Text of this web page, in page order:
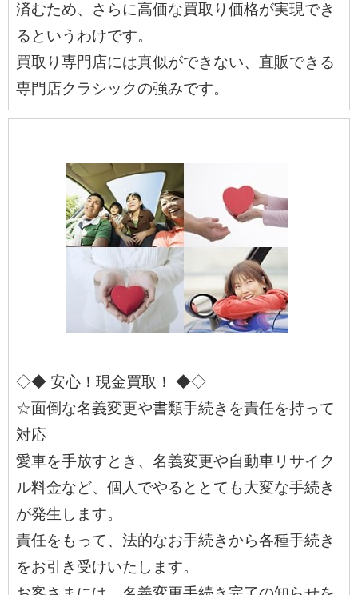
済むため、さらに高価な買取り価格が実現でき
るというわけです。
買取り専門店には真似ができない、直販できる
専門店クラシックの強みです。
◇◆ 安心！現金買取！ ◆◇
☆面倒な名義変更や書類手続きを責任を持って
対応
愛車を手放すとき、名義変更や自動車リサイク
ル料金など、個人でやるととても大変な手続き
が発生します。
責任をもって、法的なお手続きから各種手続き
をお引き受けいたします。